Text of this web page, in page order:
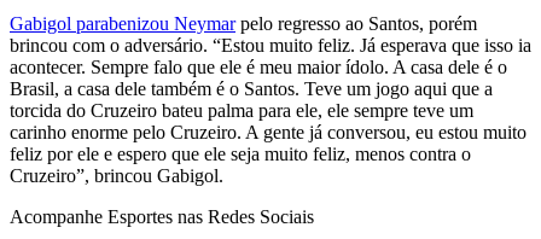
Gabigol parabenizou Neymarpelo regresso ao Santos, porém
brincou com o adversário. “Estou muito feliz. Já esperava que isso ia
acontecer. Sempre falo que ele é meu maior ídolo. A casa dele é o
Brasil, a casa dele também é o Santos. Teve um jogo aqui que a
torcida do Cruzeiro bateu palma para ele, ele sempre teve um
carinho enorme pelo Cruzeiro. A gente já conversou, eu estou muito
feliz por ele e espero que ele seja muito feliz, menos contra o
Cruzeiro”, brincou Gabigol.
Acompanhe Esportes nas Redes Sociais